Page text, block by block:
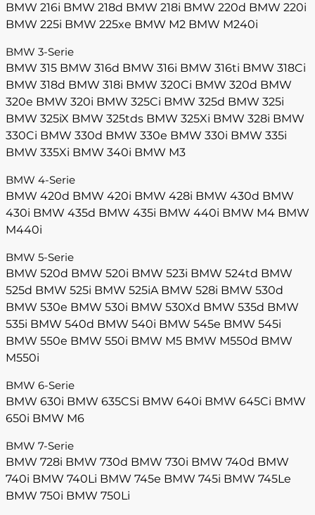
BMW 216i BMW 218d BMW 218i BMW 220d BMW 220i
BMW 225i BMW 225xe BMW M2 BMW M240i
BMW 3-Serie
BMW 315 BMW 316d BMW 316i BMW 316ti BMW 318Ci
BMW 318d BMW 318i BMW 320Ci BMW 320d BMW
320e BMW 320i BMW 325Ci BMW 325d BMW 325i
BMW 325iX BMW 325tds BMW 325Xi BMW 328i BMW
330Ci BMW 330d BMW 330e BMW 330i BMW 335i
BMW 335Xi BMW 340i BMW M3
BMW 4-Serie
BMW 420d BMW 420i BMW 428i BMW 430d BMW
430i BMW 435d BMW 435i BMW 440i BMW M4 BMW
M440i
BMW 5-Serie
BMW 520d BMW 520i BMW 523i BMW 524td BMW
525d BMW 525i BMW 525iA BMW 528i BMW 530d
BMW 530e BMW 530i BMW 530Xd BMW 535d BMW
535i BMW 540d BMW 540i BMW 545e BMW 545i
BMW 550e BMW 550i BMW M5 BMW M550d BMW
M550i
BMW 6-Serie
BMW 630i BMW 635CSi BMW 640i BMW 645Ci BMW
650i BMW M6
BMW 7-Serie
BMW 728i BMW 730d BMW 730i BMW 740d BMW
740i BMW 740Li BMW 745e BMW 745i BMW 745Le
BMW 750i BMW 750Li